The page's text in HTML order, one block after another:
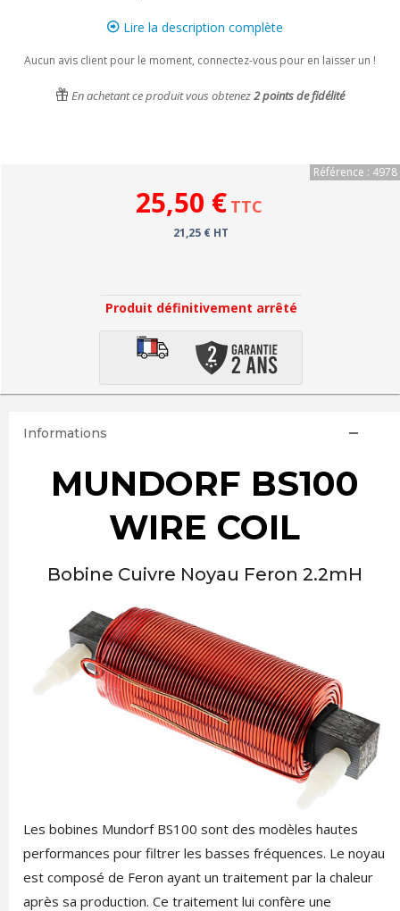
Lire la description complète
Aucun avis client pour le moment, connectez-vous pour en laisser un !
En achetant ce produit vous obtenez2points de fidélité
Référence : 4978
25,50 € TTC
21,25 € HT
Produit définitivement arrêté
Informations
MUNDORF BS100
WIRE COIL
Bobine Cuivre Noyau Feron 2.2mH
Les bobines Mundorf BS100 sont des modèles hautes
performances pour filtrer les basses fréquences. Le noyau
est composé de Feron ayant un traitement par la chaleur
après sa production. Ce traitement lui confère une